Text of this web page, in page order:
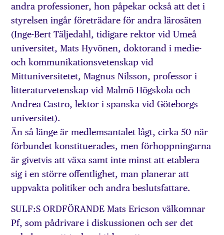
andra professioner, hon påpekar också att det i
styrelsen ingår företrädare för andra lärosäten
(Inge-Bert Täljedahl, tidigare rektor vid Umeå
universitet, Mats Hyvönen, doktorand i medie-
och kommunikationsvetenskap vid
Mittuniversitetet, Magnus Nilsson, professor i
litteraturvetenskap vid Malmö Högskola och
Andrea Castro, lektor i spanska vid Göteborgs
universitet).
Än så länge är medlemsantalet lågt, cirka 50 när
förbundet konstituerades, men förhoppningarna
är givetvis att växa samt inte minst att etablera
sig i en större offentlighet, man planerar att
uppvakta politiker och andra beslutsfattare.
SULF:S ORDFÖRANDE Mats Ericson välkomnar
Pf, som pådrivare i diskussionen och ser det